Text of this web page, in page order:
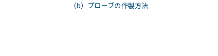
（b）プローブの作製方法